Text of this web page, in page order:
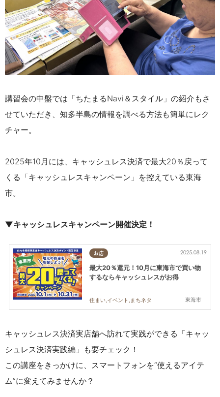
講習会の中盤では「ちたまるNavi＆スタイル」の紹介もさ
せていただき、知多半島の情報を調べる方法も簡単にレク
チャー。
2025年10月には、キャッシュレス決済で最大20％戻って
くる「キャッシュレスキャンペーン」を控えている東海
市。
▼キャッシュレスキャンペーン開催決定！
お店
東海市
2025.08.19
最大20％還元！10月に東海市で買い物
するならキャッシュレスがお得
住まい,イベント,まちネタ
キャッシュレス決済実店舗へ訪れて実践ができる「キャッ
シュレス決済実践編」も要チェック！
この講座をきっかけに、スマートフォンを“使えるアイテ
ム”に変えてみませんか？